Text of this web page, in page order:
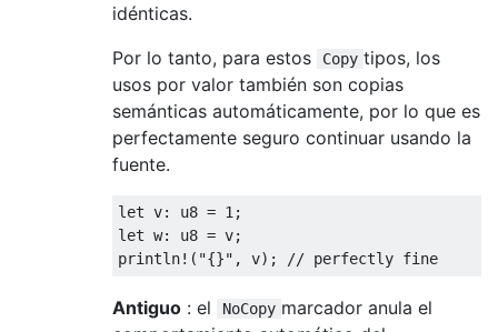
idénticas.
Por lo tanto, para estos
Copy tipos, los
usos por valor también son copias
semánticas automáticamente, por lo que es
perfectamente seguro continuar usando la
fuente.
let v: u8 = 1 ;
let w: u8 = v;
println! ( "{}" , v); // perfectly fine
Antiguo : el NoCopy marcador anula el